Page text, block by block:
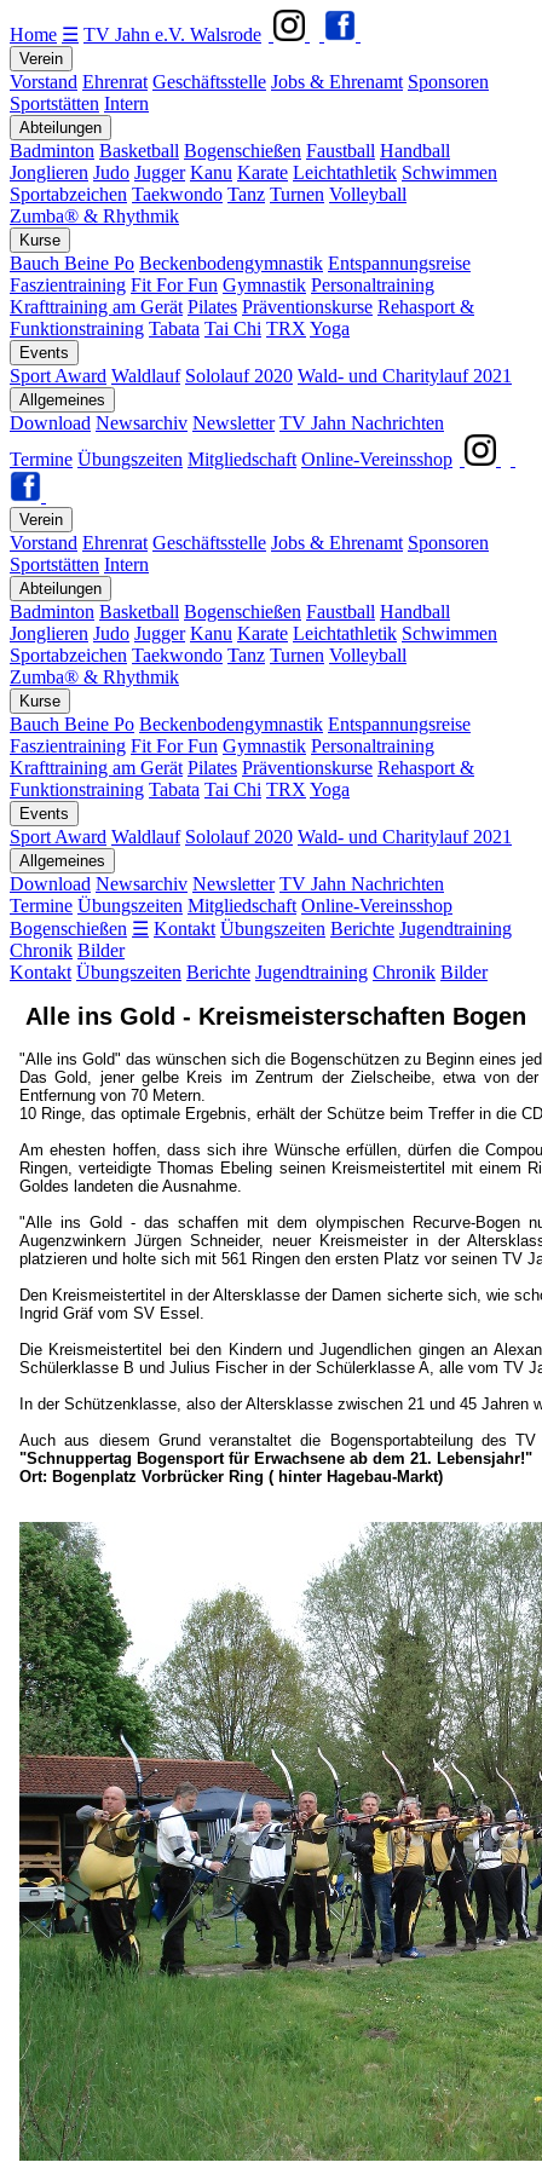
Home ☰ TV Jahn e.V. Walsrode
Verein
Vorstand Ehrenrat Geschäftsstelle Jobs & Ehrenamt Sponsoren
Sportstätten Intern
Abteilungen
Badminton Basketball Bogenschießen Faustball Handball
Jonglieren Judo Jugger Kanu Karate Leichtathletik Schwimmen
Sportabzeichen Taekwondo Tanz Turnen Volleyball
Zumba® & Rhythmik
Kurse
Bauch Beine Po Beckenbodengymnastik Entspannungsreise
Faszientraining Fit For Fun Gymnastik Personaltraining
Krafttraining am Gerät Pilates Präventionskurse Rehasport &
Funktionstraining Tabata Tai Chi TRX Yoga
Events
Sport Award Waldlauf Sololauf 2020 Wald- und Charitylauf 2021
Allgemeines
Download Newsarchiv Newsletter TV Jahn Nachrichten
Termine Übungszeiten Mitgliedschaft Online-Vereinsshop
Verein
Vorstand Ehrenrat Geschäftsstelle Jobs & Ehrenamt Sponsoren
Sportstätten Intern
Abteilungen
Badminton Basketball Bogenschießen Faustball Handball
Jonglieren Judo Jugger Kanu Karate Leichtathletik Schwimmen
Sportabzeichen Taekwondo Tanz Turnen Volleyball
Zumba® & Rhythmik
Kurse
Bauch Beine Po Beckenbodengymnastik Entspannungsreise
Faszientraining Fit For Fun Gymnastik Personaltraining
Krafttraining am Gerät Pilates Präventionskurse Rehasport &
Funktionstraining Tabata Tai Chi TRX Yoga
Events
Sport Award Waldlauf Sololauf 2020 Wald- und Charitylauf 2021
Allgemeines
Download Newsarchiv Newsletter TV Jahn Nachrichten
Termine Übungszeiten Mitgliedschaft Online-Vereinsshop
Bogenschießen ☰ Kontakt Übungszeiten Berichte Jugendtraining
Chronik Bilder
Kontakt Übungszeiten Berichte Jugendtraining Chronik Bilder